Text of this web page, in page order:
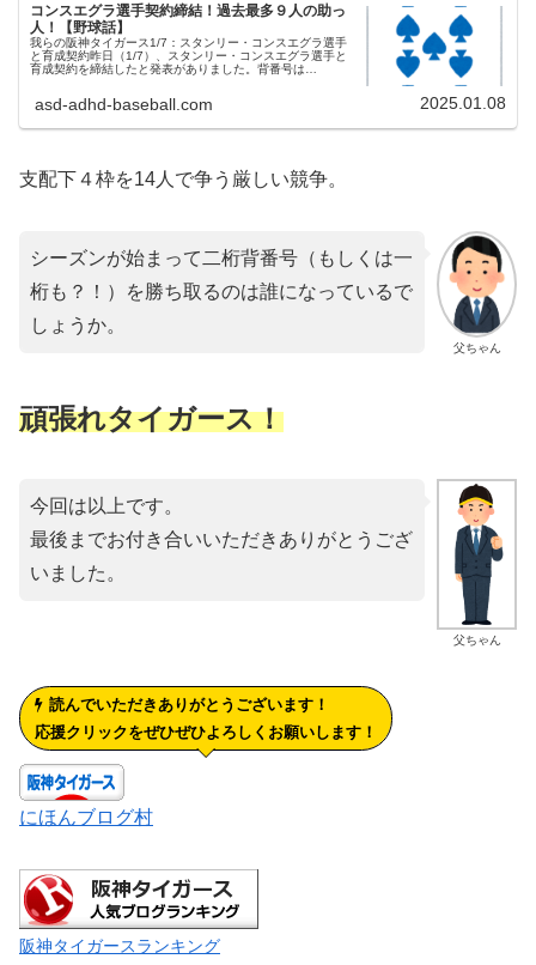
コンスエグラ選手契約締結！過去最多９人の助っ
人！【野球話】
我らの阪神タイガース1/7：スタンリー・コンスエグラ選手
と育成契約昨日（1/7）、スタンリー・コンスエグラ選手と
育成契約を締結したと発表がありました。背番号は
asd-adhd-baseball.com 2025.01.08
支配下４枠を14人で争う厳しい競争。
父ちゃん
シーズンが始まって二桁背番号（もしくは一
桁も？！）を勝ち取るのは誰になっているで
しょうか。
頑張れタイガース！
父ちゃん
今回は以上です。
最後までお付き合いいただきありがとうござ
いました。
読んでいただきありがとうございます！
応援クリックをぜひぜひよろしくお願いします！
にほんブログ村
阪神タイガースランキング